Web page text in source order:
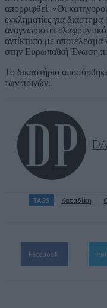
απορριφθεί: «Οι
εγκληματίες για
αναγνωριστεί ελαφρυντικό
αντίκτυπο με αποτέλεσμα
στην Ευρωπαϊκή Ένωση
Το δικαστήριο
των ποινών.
TAGS Καταδίκη
Facebook